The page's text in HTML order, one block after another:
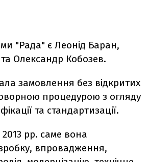
"Рада" є Леонід Баран,
Олександр Кобозев.
замовлення без відкритих
процедурою з огляду
та стандартизації.
2013 рр. саме вона
впровадження,